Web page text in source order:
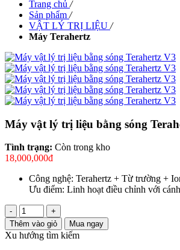
Trang chủ /
Sản phẩm /
VẬT LÝ TRỊ LIỆU /
Máy Terahertz
Máy vật lý trị liệu bằng sóng
Tình trạng: Còn trong kho
18,000,000đ
Công nghệ: Terahertz + Từ trường +
Ưu điểm: Linh hoạt điều chỉnh với
-
+
Thêm vào giỏ
Mua ngay
Xu hướng tìm kiếm